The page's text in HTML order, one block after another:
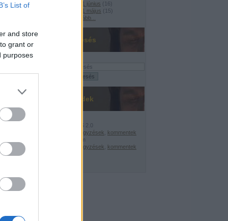
List of
and store
grant or
purposes
2021 június ( 16 )
2021 május ( 15)
Tovább
Keresés
Feedek
RSS 2.0
bejegyzések
kommentek
Atom
bejegyzések
kommentek
csúcs
A központi költségvetés bruttó adóssága: 2010. május: 19.933,4 Mrd Ft; 2011.